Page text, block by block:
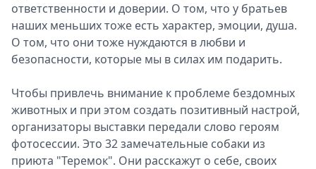
ответственности и доверии. О том, что у братьев
наших меньших тоже есть характер, эмоции, душа.
О том, что они тоже нуждаются в любви и
безопасности, которые мы в силах им подарить.
Чтобы привлечь внимание к проблеме бездомных
животных и при этом создать позитивный настрой,
организаторы выставки передали слово героям
фотосессии. Это 32 замечательные собаки из
приюта "Теремок". Они расскажут о себе, своих